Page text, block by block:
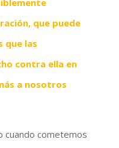
que puede
que las
contra ella en
a nosotros
cuando cometemos